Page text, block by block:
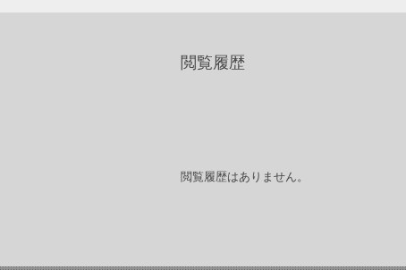
閲覧履歴
閲覧履歴はありません。